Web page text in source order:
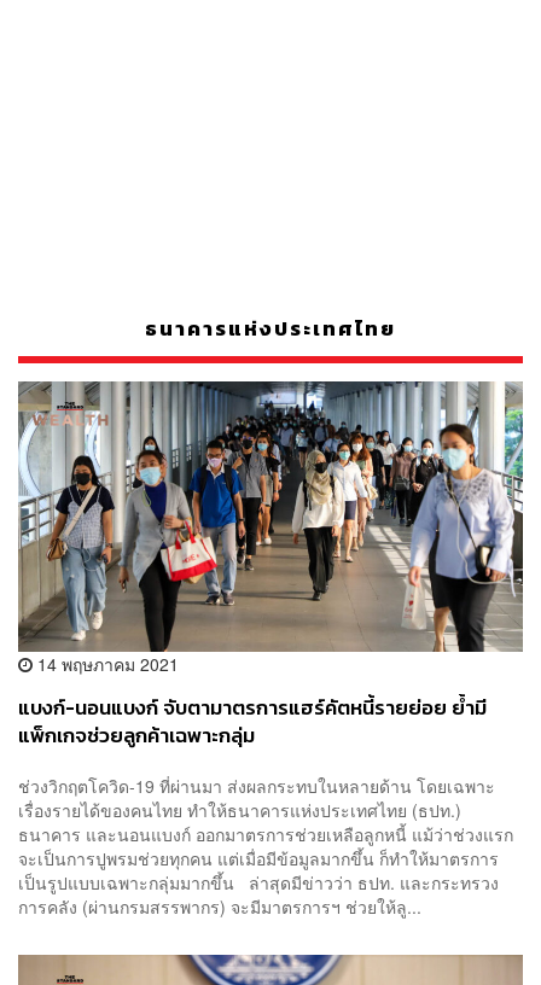
ธนาคารแห่งประเทศไทย
14 พฤษภาคม 2021
แบงก์-นอนแบงก์ จับตามาตรการแฮร์คัตหนี้รายย่อย ย้ำมี
แพ็กเกจช่วยลูกค้าเฉพาะกลุ่ม
ช่วงวิกฤตโควิด-19 ที่ผ่านมา ส่งผลกระทบในหลายด้าน โดยเฉพาะ
เรื่องรายได้ของคนไทย ทำให้ธนาคารแห่งประเทศไทย (ธปท.)
ธนาคาร และนอนแบงก์ ออกมาตรการช่วยเหลือลูกหนี้ แม้ว่าช่วงแรก
จะเป็นการปูพรมช่วยทุกคน แต่เมื่อมีข้อมูลมากขึ้น ก็ทำให้มาตรการ
เป็นรูปแบบเฉพาะกลุ่มมากขึ้น ล่าสุดมีข่าวว่า ธปท. และกระทรวง
การคลัง (ผ่านกรมสรรพากร) จะมีมาตรการฯ ช่วยให้ลู...